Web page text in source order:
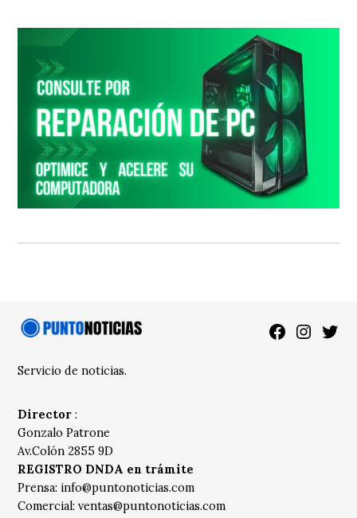
Facebook
Servicio de noticias.
Director :
Gonzalo Patrone
Av.Colón 2855 9D
REGISTRO DNDA en trámite
Prensa: info@puntonoticias.com
Comercial:ventas@puntonoticias.com